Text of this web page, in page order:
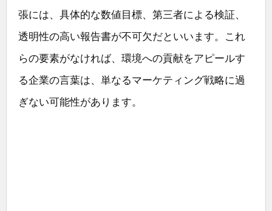
張には、具体的な数値目標、第三者による検証、
透明性の高い報告書が不可欠だといいます。これ
らの要素がなければ、環境への貢献をアピールす
る企業の言葉は、単なるマーケティング戦略に過
ぎない可能性があります。